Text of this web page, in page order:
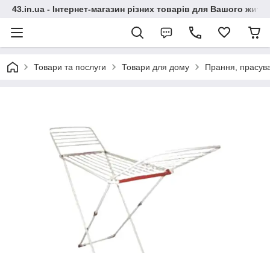
43.in.ua - Інтернет-магазин різних товарів для Вашого
Товари та послуги Товари для дому Прання,